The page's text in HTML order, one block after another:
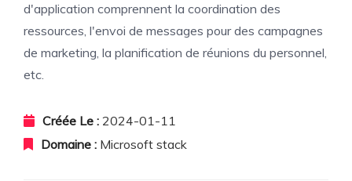
d'application comprennent la coordination des
ressources, l'envoi de messages pour des campagnes
de marketing, la planification de réunions du personnel,
etc.
Créée Le : 2024-01-11
Domaine : Microsoft stack